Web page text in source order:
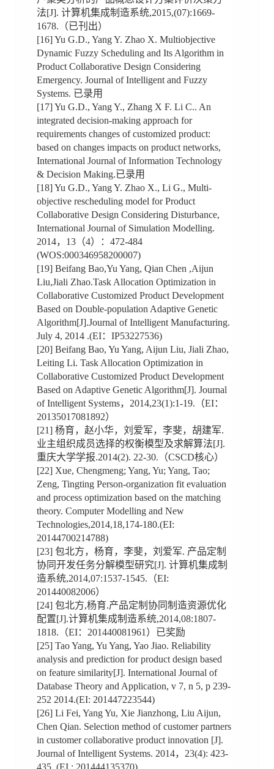
法[J]. 计算机集成制造系统,2015,(07):1669-
1678.（已刊出）
[16] Yu G.D., Yang Y. Zhao X. Multiobjective
Dynamic Fuzzy Scheduling and Its Algorithm in
Product Collaborative Design Considering
Emergency. Journal of Intelligent and Fuzzy
Systems. 已录用
[17] Yu G.D., Yang Y., Zhang X F. Li C.. An
integrated decision-making approach for
requirements changes of customized product:
based on changes impacts on product networks,
International Journal of Information Technology
& Decision Making.已录用
[18] Yu G.D., Yang Y. Zhao X., Li G., Multi-
objective rescheduling model for Product
Collaborative Design Considering Disturbance,
International Journal of Simulation Modelling.
2014，13（4）：472-484
(WOS:000346958200007)
[19] Beifang Bao,Yu Yang, Qian Chen ,Aijun
Liu,Jiali Zhao.Task Allocation Optimization in
Collaborative Customized Product Development
Based on Double-population Adaptive Genetic
Algorithm[J].Journal of Intelligent Manufacturing.
July 4, 2014 .(EI：IP53227536)
[20] Beifang Bao, Yu Yang, Aijun Liu, Jiali Zhao,
Leiting Li. Task Allocation Optimization in
Collaborative Customized Product Development
Based on Adaptive Genetic Algorithm[J]. Journal
of Intelligent Systems，2014,23(1):1-19.（EI：
20135017081892）
[21] 杨育，赵小华，刘爱军，李斐，胡建军.
业主组织成员选择的权衡模型及求解算法[J].
重庆大学学报.2014(2). 22-30.（CSCD核心）
[22] Xue, Chengmeng; Yang, Yu; Yang, Tao;
Zeng, Tingting Person-organization fit evaluation
and process optimization based on the matching
theory. Computer Modelling and New
Technologies,2014,18,174-180.(EI:
20144700214788)
[23] 包北方，杨育，李斐，刘爱军. 产品定制
协同开发任务分解模型研究[J]. 计算机集成制
造系统,2014,07:1537-1545.（EI:
201440082006）
[24] 包北方,杨育.产品定制协同制造资源优化
配置[J].计算机集成制造系统,2014,08:1807-
1818.（EI：201440081961）已奖励
[25] Tao Yang, Yu Yang, Yao Jiao. Reliability
analysis and prediction for product design based
on feature similarity[J]. International Journal of
Database Theory and Application, v 7, n 5, p 239-
252 2014.(EI: 201447223544)
[26] Li Fei, Yang Yu, Xie Jianzhong, Liu Aijun,
Chen Qian. Selection method of customer partners
in customer collaborative product innovation [J].
Journal of Intelligent Systems. 2014，23(4): 423-